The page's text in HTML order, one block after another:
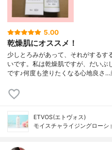
5.00
乾燥肌にオススメ！
少しとろみがあって、それがするす
いです。私は乾燥肌ですが、だいぶ
です♪何度も塗りたくなる心地良さ…
ETVOS(エトヴォス)
モイスチャライジングローシ